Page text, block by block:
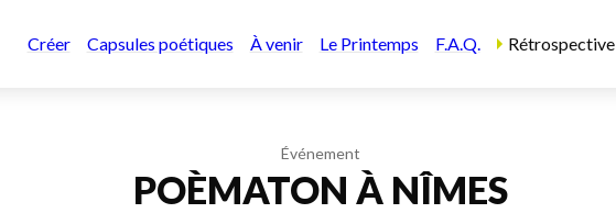
Créer Capsules poétiques À venir Le Printemps F.A.Q. Rétrospective
Événement
POÈMATON À NÎMES